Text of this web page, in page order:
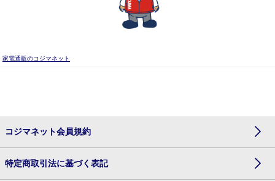
家電通販のコジマネット
コジマネット会員規約
特定商取引法に基づく表記